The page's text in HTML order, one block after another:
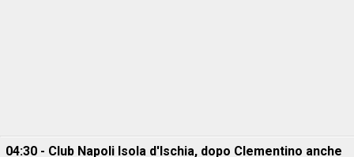
04:30 - Club Napoli Isola d'Ischia, dopo Clementino anche